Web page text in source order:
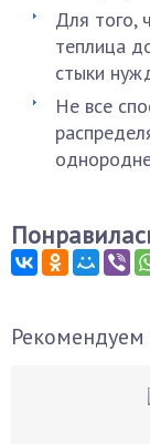
Для того,
теплица
стыки
Не все
Рекомендуем